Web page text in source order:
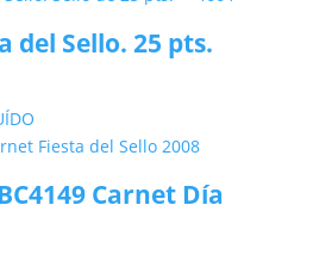
del Sello. 25 pts.
Carnet Día